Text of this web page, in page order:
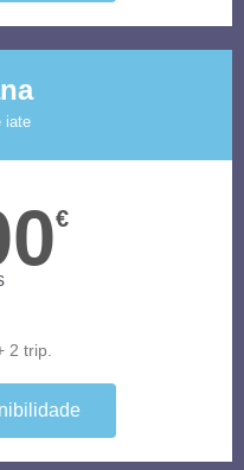
iate
€
2 trip.